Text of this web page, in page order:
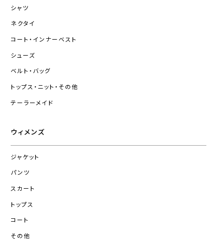
シャツ
ネクタイ
コート・インナーベスト
シューズ
ベルト・バッグ
トップス・ニット・その他
テーラーメイド
ウィメンズ
ジャケット
パンツ
スカート
トップス
コート
その他